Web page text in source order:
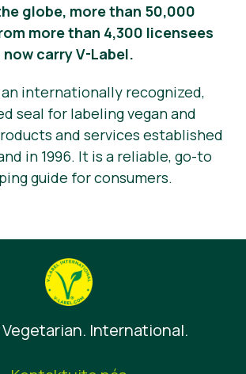
globe, more than 50,000
more than 4,300 licensees
now carry V-Label.
an internationally recognized,
seal for labeling vegan and
and services established
in 1996. It is a reliable, go-to
guide for consumers.
Vegetarian. International.